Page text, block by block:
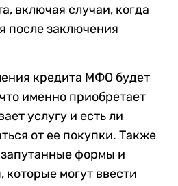
включая случаи, когда
после заключения
кредита МФО будет
именно приобретает
услугу и есть ли
от ее покупки. Также
формы и
могут ввести